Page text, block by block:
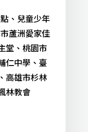
、兒童少年
蘆洲愛家佳
堂、桃園市
仁中學、臺
高雄市杉林
林教會